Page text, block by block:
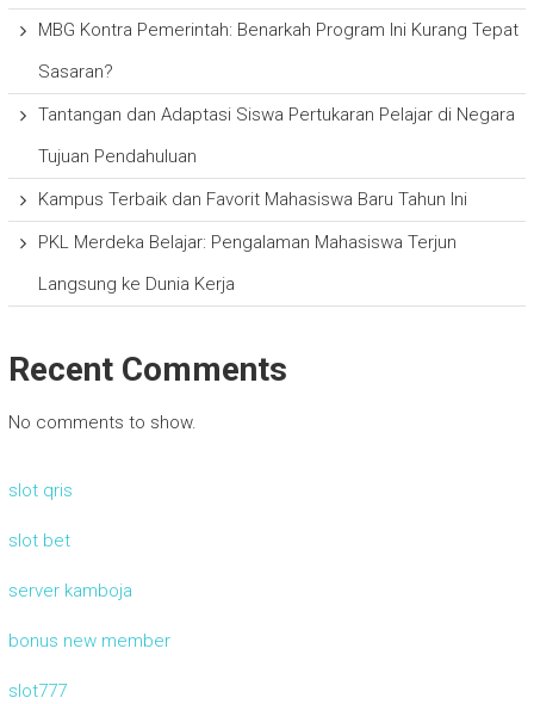
MBG Kontra Pemerintah: Benarkah Program Ini Kurang Tepat
Sasaran?
Tantangan dan Adaptasi Siswa Pertukaran Pelajar di Negara
Tujuan Pendahuluan
Kampus Terbaik dan Favorit Mahasiswa Baru Tahun Ini
PKL Merdeka Belajar: Pengalaman Mahasiswa Terjun
Langsung ke Dunia Kerja
Recent Comments
No comments to show.
slot qris
slot bet
server kamboja
bonus new member
slot777